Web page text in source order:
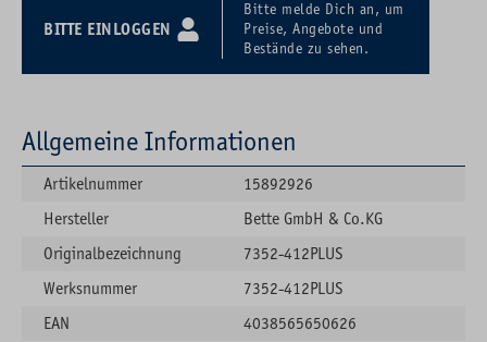
BITTE EINLOGGEN
Bitte melde Dich an, um
Preise, Angebote und
Bestände zu sehen.
Allgemeine Informationen
Artikelnummer
15892926
Hersteller
Bette GmbH & Co.KG
Originalbezeichnung
7352-412PLUS
Werksnummer
7352-412PLUS
EAN
4038565650626